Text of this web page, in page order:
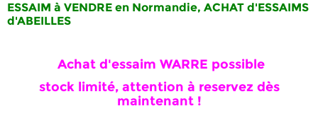
ESSAIM à VENDRE en Normandie, ACHAT d'ESSAIMS
d'ABEILLES
Achat d'essaim WARRE possible
stock limité, attention à reservez dès
maintenant !